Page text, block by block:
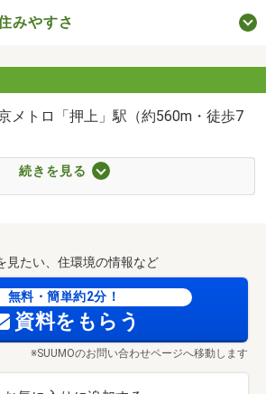
1040m
みやすさ
メトロ「押上」駅（約560m・徒歩7
鉄道「曳舟」駅（約1040m・徒歩13
トア業平店（約508m・徒歩7分）
押上小学校（約237m・徒歩3分）
文花中学校（約449m・徒歩6分）
ター】東京ソラマチ（約774m・徒歩
-イレブン 墨田押上１丁目店（約
続きを見る
見たい、住環境の情報など
無料・簡単約2分！
資料をもらう
※SUUMOのお問い合わせページへ移動します